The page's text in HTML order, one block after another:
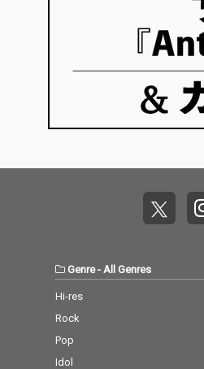
Genre- All Genres
Hi-res
Rock
Pop
Idol